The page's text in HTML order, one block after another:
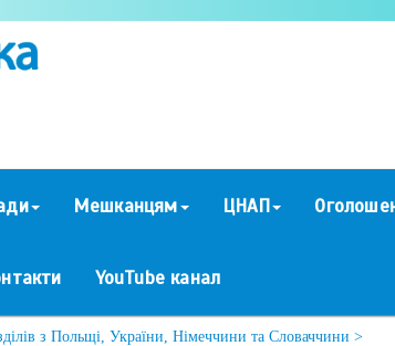
Мешканцям ЦНАП
YouTube канал
з Польщі, України, Німеччини та Словаччини >